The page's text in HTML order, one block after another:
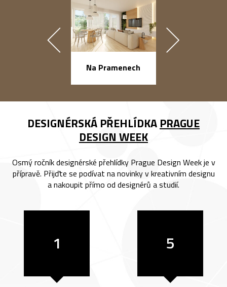
Na Pramenech
DESIGNÉRSKÁ PŘEHLÍDKA PRAGUE
DESIGN WEEK
Osmý ročník designérské přehlídky Prague Design Week je v
přípravě. Přijďte se podívat na novinky v kreativním designu
a nakoupit přímo od designérů a studií.
1 5